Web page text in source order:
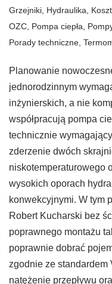
Grzejniki Hydraulika
OZC Pompa ciepła
Porady techniczne
Planowanie
jednorodzinnym
inżynierskich, a nie
współpracują pompa
technicznie
zderzenie dwóch
niskotemperaturowego
wysokich oporach
konwekcyjnymi. W tym
Robert Kucharski bez
poprawnego montażu
poprawnie dobrać
zgodnie ze standardem
natężenie przepływu